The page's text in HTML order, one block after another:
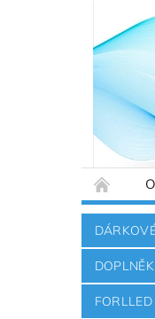
FORLLED